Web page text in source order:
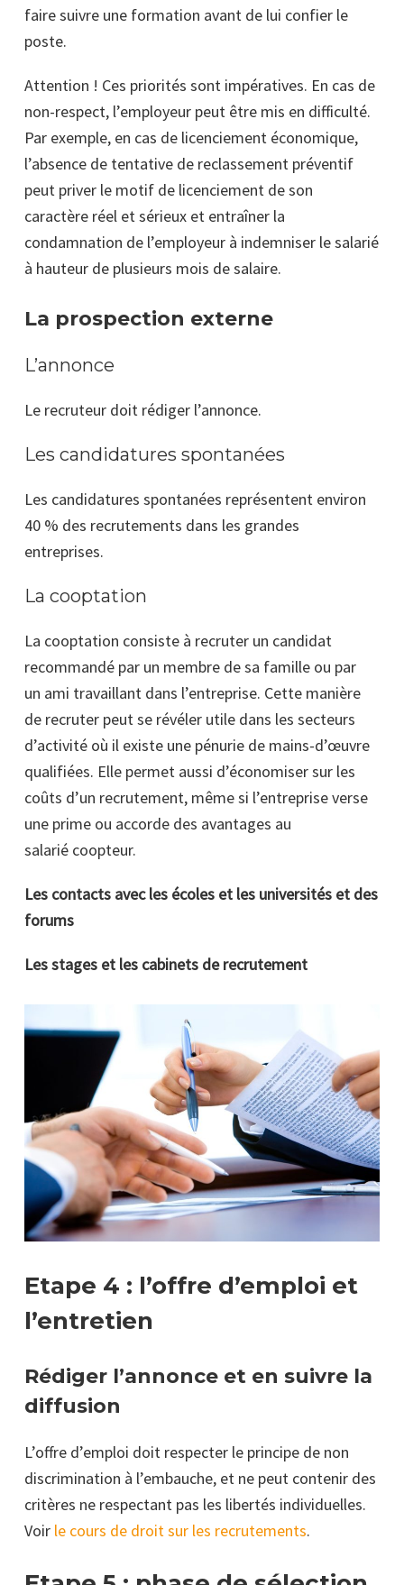
faire suivre une formation avant de lui confier le
poste.
Attention ! Ces priorités sont impératives. En cas de
non-respect, l’employeur peut être mis en difficulté.
Par exemple, en cas de licenciement économique,
l’absence de tentative de reclassement préventif
peut priver le motif de licenciement de son
caractère réel et sérieux et entraîner la
condamnation de l’employeur à indemniser le salarié
à hauteur de plusieurs mois de salaire.
La prospection externe
L’annonce
Le recruteur doit rédiger l’annonce.
Les candidatures spontanées
Les candidatures spontanées représentent environ
40 % des recrutements dans les grandes
entreprises.
La cooptation
La cooptation consiste à recruter un candidat
recommandé par un membre de sa famille ou par
un ami travaillant dans l’entreprise. Cette manière
de recruter peut se révéler utile dans les secteurs
d’activité où il existe une pénurie de mains-d’œuvre
qualifiées. Elle permet aussi d’économiser sur les
coûts d’un recrutement, même si l’entreprise verse
une prime ou accorde des avantages au
salarié coopteur.
Les contacts avec les écoles et les universités et des
forums
Les stages et les cabinets de recrutement
Etape 4 : l’offre d’emploi et
l’entretien
Rédiger l’annonce et en suivre la
diffusion
L’offre d’emploi doit respecter le principe de non
discrimination à l’embauche, et ne peut contenir des
critères ne respectant pas les libertés individuelles.
Voir le cours de droit sur les recrutements.